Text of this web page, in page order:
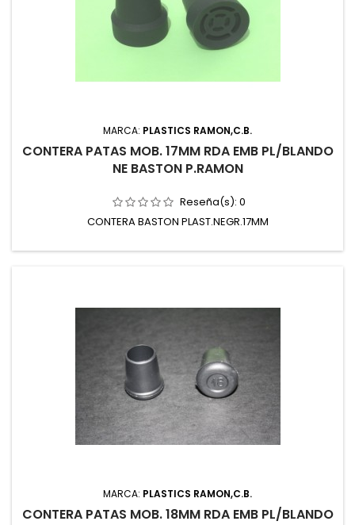
MARCA: PLASTICS RAMON,C.B.
CONTERA PATAS MOB. 17MM RDA EMB PL/BLANDO
NE BASTON P.RAMON
Reseña(s): 0
CONTERA BASTON PLAST.NEGR.17MM
MARCA: PLASTICS RAMON,C.B.
CONTERA PATAS MOB. 18MM RDA EMB PL/BLANDO